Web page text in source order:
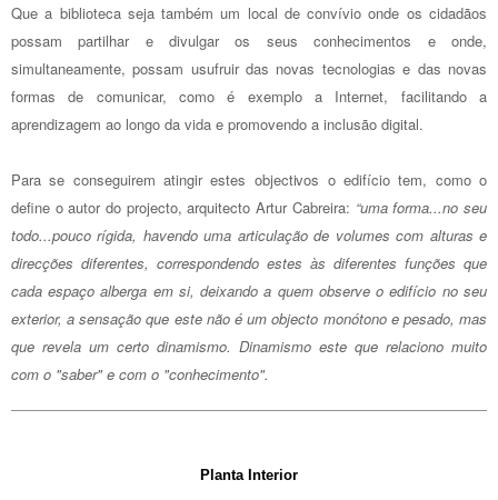
Que a biblioteca seja também um local de convívio onde os cidadãos
possam partilhar e divulgar os seus conhecimentos e onde,
simultaneamente, possam usufruir das novas tecnologias e das novas
formas de comunicar, como é exemplo a Internet, facilitando a
aprendizagem ao longo da vida e promovendo a inclusão digital.
Para se conseguirem atingir estes objectivos o edifício tem, como o
define o autor do projecto, arquitecto Artur Cabreira: “uma forma...no seu
todo...pouco rígida, havendo uma articulação de volumes com alturas e
direcções diferentes, correspondendo estes às diferentes funções que
cada espaço alberga em si, deixando a quem observe o edifício no seu
exterior, a sensação que este não é um objecto monótono e pesado, mas
que revela um certo dinamismo. Dinamismo este que relaciono muito
com o "saber" e com o "conhecimento".
Planta Interior